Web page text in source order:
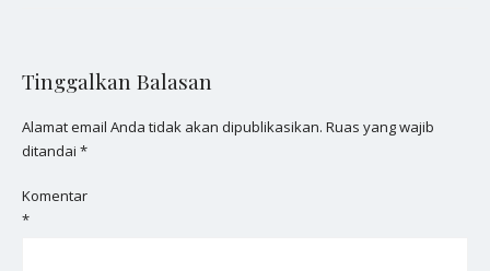
Tinggalkan Balasan
Alamat email Anda tidak akan dipublikasikan. Ruas yang wajib
ditandai *
Komentar
*